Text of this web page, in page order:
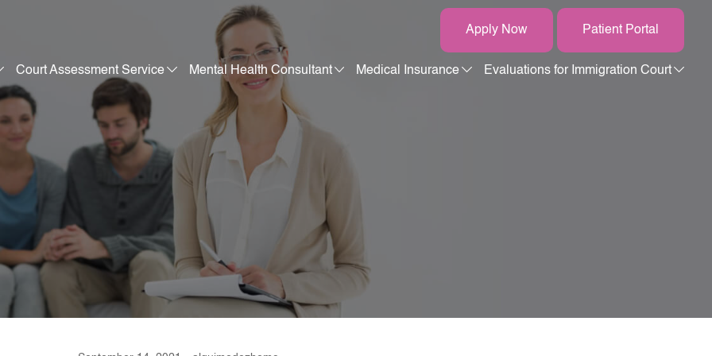
Court Assessment Service Mental Health Consultant Medical Insurance Evaluations for Immigration Court
Apply Now Patient Portal